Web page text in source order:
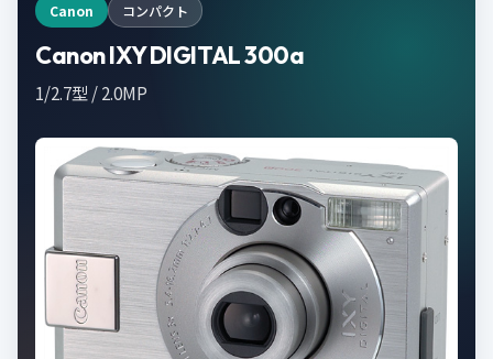
Canon コンパクト
Canon IXY DIGITAL 300a
1/2.7型 / 2.0MP